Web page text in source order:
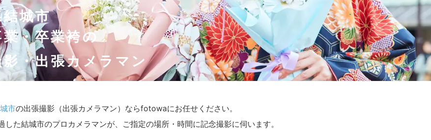
城市
・卒業袴の
影・出張カメラマン
市の出張撮影（出張カメラマン）ならfotowaにお任せください。
した結城市のプロカメラマンが、ご指定の場所・時間に記念撮影に伺います。